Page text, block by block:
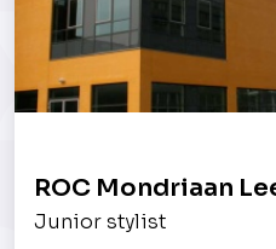
ROC Mondriaan
Junior stylist